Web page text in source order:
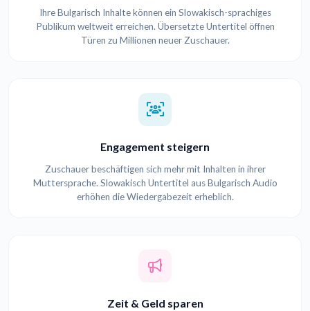
Ihre Bulgarisch Inhalte können ein Slowakisch-sprachiges
Publikum weltweit erreichen. Übersetzte Untertitel öffnen
Türen zu Millionen neuer Zuschauer.
Engagement steigern
Zuschauer beschäftigen sich mehr mit Inhalten in ihrer
Muttersprache. Slowakisch Untertitel aus Bulgarisch Audio
erhöhen die Wiedergabezeit erheblich.
Zeit & Geld sparen